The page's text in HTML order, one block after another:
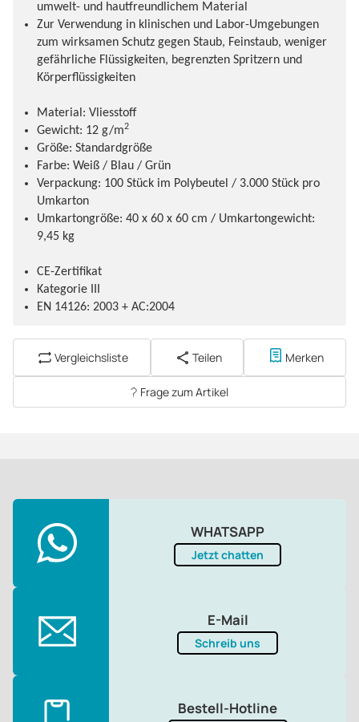
umwelt- und hautfreundlichem Material
Zur Verwendung in klinischen und Labor-Umgebungen
zum wirksamen Schutz gegen Staub, Feinstaub, weniger
gefährliche Flüssigkeiten, begrenzten Spritzern und
Körperflüssigkeiten
Material: Vliesstoff
Gewicht: 12 g/m2
Größe: Standardgröße
Farbe: Weiß / Blau / Grün
Verpackung: 100 Stück im Polybeutel / 3.000 Stück pro
Umkarton
Umkartongröße: 40 x 60 x 60 cm / Umkartongewicht:
9,45 kg
CE-Zertifikat
Kategorie III
EN 14126: 2003 + AC:2004
Vergleichsliste Teilen Merken
Frage zum Artikel
WHATSAPP
Jetzt chatten
E-Mail
Schreib uns
Bestell-Hotline